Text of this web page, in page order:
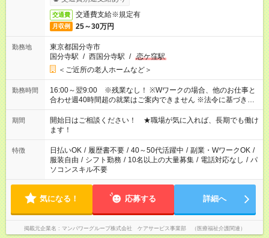
交通費 交通費支給※規定有
月収例 25～30万円
勤務地
東京都国分寺市
国分寺駅 / 西国分寺駅 / 恋ケ窪駅
＜ご近所の老人ホームなど＞
勤務時間
16:00～翌9:00 ※残業なし！ ※Wワークの場合、他のお仕事と
合わせ週40時間超の就業はご案内できません ※法令に基づき、
週20時間以上勤務は社会保険への加入対象となります ※労働者
派遣法（日雇い派遣の原則禁止）により、短時間・短期間の就
業はご案内が難しい場合があります
期間
開始日はご相談ください！ ★職場が気に入れば、長期でも働け
ます！
特徴 日払いOK / 履歴書不要 / 40～50代活躍中 / 副業・WワークOK /
服装自由 / シフト勤務 / 10名以上の大量募集 / 電話対応なし / パ
ソコンスキル不要
気になる！ 応募する 詳細へ
掲載元企業名 マンパワーグループ株式会社 ケアサービス事業部 （医療福祉介護関連）